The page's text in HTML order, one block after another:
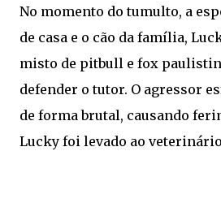
No momento do tumulto, a
de casa e o cão da família,
misto de pitbull e fox
defender o tutor. O agressor
de forma brutal, causando
Lucky foi levado ao